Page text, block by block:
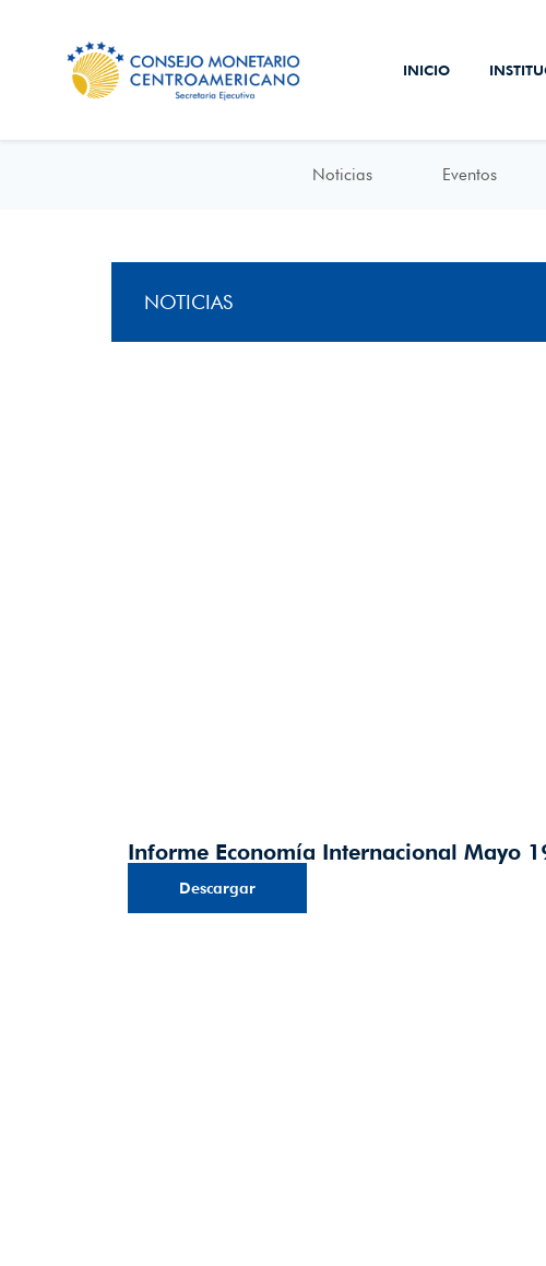
INICIO
Noticias Eventos
NOTICIAS
Informe Economía Internacional Mayo
Descargar